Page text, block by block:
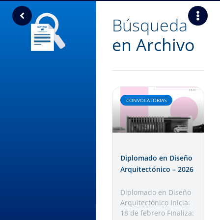
Búsqueda
en Archivo
CONVOCATORIAS
Diplomado en Diseño
Arquitectónico – 2026
Diplomado en Diseño
Arquitectónico Inicia:
18 de febrero FInaliza: